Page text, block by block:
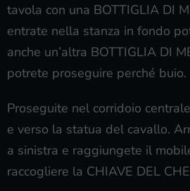
tavola con una BOTTIGLIA DI
entrate nella stanza in fondo
anche un’altra BOTTIGLIA DI
potrete proseguire perché buio.
Proseguite nel corridoio
e verso la statua del cavallo.
a sinistra e raggiungete il
raccogliere la CHIAVE DEL